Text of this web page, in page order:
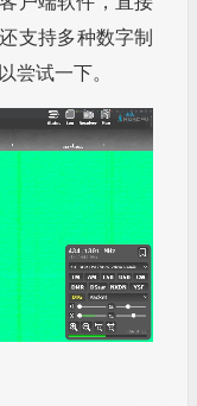
支持多种数字制
尝试一下。